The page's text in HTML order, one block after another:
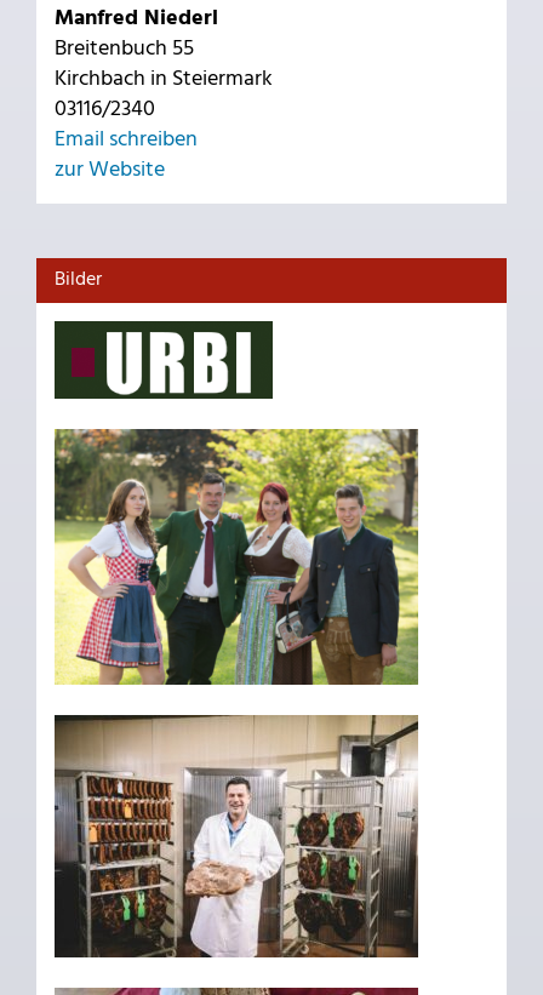
Manfred Niederl
Breitenbuch 55
Kirchbach in Steiermark
03116/2340
Email schreiben
zur Website
Bilder